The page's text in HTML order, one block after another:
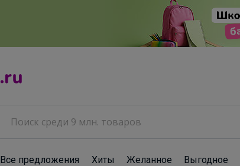
Все предложения Хиты Желанное Выгодное